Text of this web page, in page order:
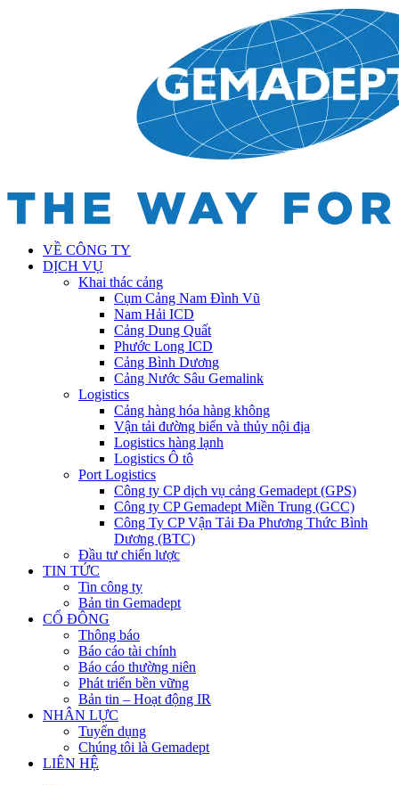
VỀ CÔNG TY
DỊCH VỤ
Khai thác cảng
Cụm Cảng Nam Đình Vũ
Nam Hải ICD
Cảng Dung Quất
Phước Long ICD
Cảng Bình Dương
Cảng Nước Sâu Gemalink
Logistics
Cảng hàng hóa hàng không
Vận tải đường biển và thủy nội địa
Logistics hàng lạnh
Logistics Ô tô
Port Logistics
Công ty CP dịch vụ cảng Gemadept (GPS)
Công ty CP Gemadept Miền Trung (GCC)
Công Ty CP Vận Tải Đa Phương Thức Bình
Dương (BTC)
Đầu tư chiến lược
TIN TỨC
Tin công ty
Bản tin Gemadept
CỔ ĐÔNG
Thông báo
Báo cáo tài chính
Báo cáo thường niên
Phát triển bền vững
Bản tin – Hoạt động IR
NHÂN LỰC
Tuyển dụng
Chúng tôi là Gemadept
LIÊN HỆ